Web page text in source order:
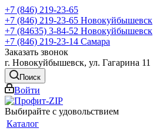
+7 (846) 219-23-65
+7 (846) 219-23-65 Новокуйбышевск
+7 (84635) 3-84-52 Новокуйбышевск
+7 (846) 219-23-14 Самара
Заказать звонок
г. Новокуйбышевск, ул. Гагарина 11
Поиск
Войти
Выбирайте с удовольствием
Каталог